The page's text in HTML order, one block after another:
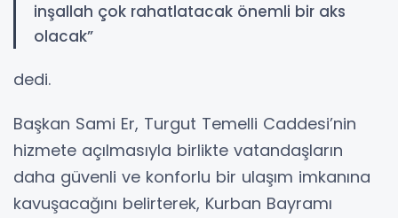
inşallah çok rahatlatacak önemli bir aks
olacak”
dedi.
Başkan Sami Er, Turgut Temelli Caddesi’nin
hizmete açılmasıyla birlikte vatandaşların
daha güvenli ve konforlu bir ulaşım imkanına
kavuşacağını belirterek, Kurban Bayramı